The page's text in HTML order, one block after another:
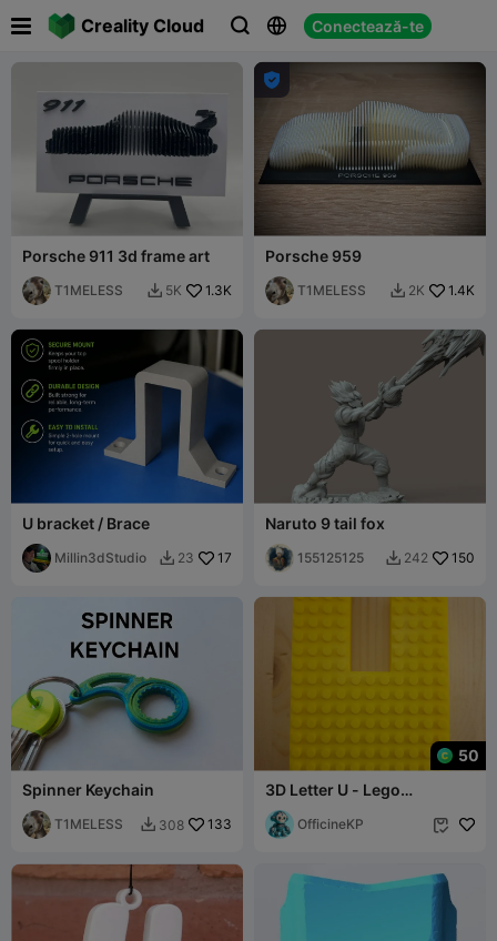
Creality Cloud   Conectează-te
 
Porsche 911 3d frame art
T1MELESS  5K 1.3K

Porsche 959
T1MELESS  2K 1.4K
U bracket / Brace
Millin3dStudio  23 17
Naruto 9 tail fox
155125125  242 150
Spinner Keychain
T1MELESS  308 133
50
3D Letter U - Lego
Compatible Studs
OfficineKP 